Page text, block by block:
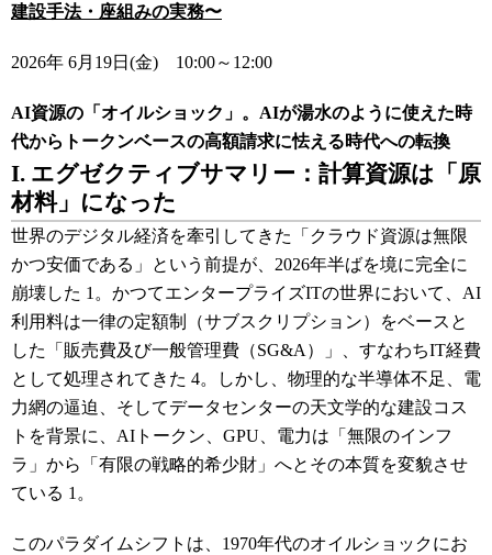
建設手法・座組みの実務〜
2026年 6月19日(金) 10:00～12:00
AI資源の「オイルショック」。AIが湯水のように使えた時
代からトークンベースの高額請求に怯える時代への転換
I. エグゼクティブサマリー：計算資源は「原
材料」になった
世界のデジタル経済を牽引してきた「クラウド資源は無限
かつ安価である」という前提が、2026年半ばを境に完全に
崩壊した 1 。かつてエンタープライズITの世界において、AI
利用料は一律の定額制（サブスクリプション）をベースと
した「販売費及び一般管理費（SG&A）」、すなわちIT経費
として処理されてきた 4。しかし、物理的な半導体不足、電
力網の逼迫、そしてデータセンターの天文学的な建設コス
トを背景に、AIトークン、GPU、電力は「無限のインフ
ラ」から「有限の戦略的希少財」へとその本質を変貌させ
ている 1 。
このパラダイムシフトは、1970年代のオイルショックにお